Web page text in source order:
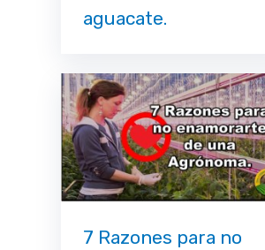
aguacate.
7 Razones para no